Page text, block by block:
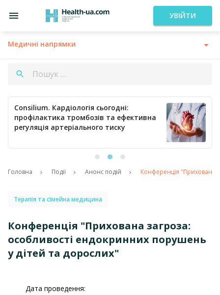
УВІЙТИ
Медичні напрямки
Consilium. Кардіологія сьогодні:
профілактика тромбозів та ефективна
регуляція артеріального тиску
Головна Події Анонс подій Конференція "Прихована
Терапія та сімейна медицина
Конференція "Прихована загроза:
особливості ендокринних порушень
у дітей та дорослих"
Дата проведення: